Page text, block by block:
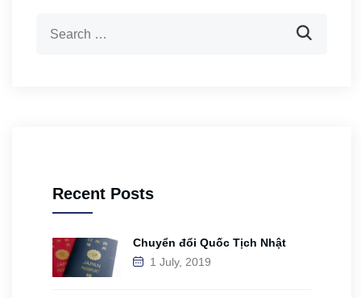
Recent Posts
Chuyển đổi Quốc Tịch Nhật
1 July, 2019